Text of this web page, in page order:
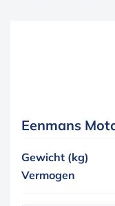
Eenmans
Gewicht (kg)
Vermogen